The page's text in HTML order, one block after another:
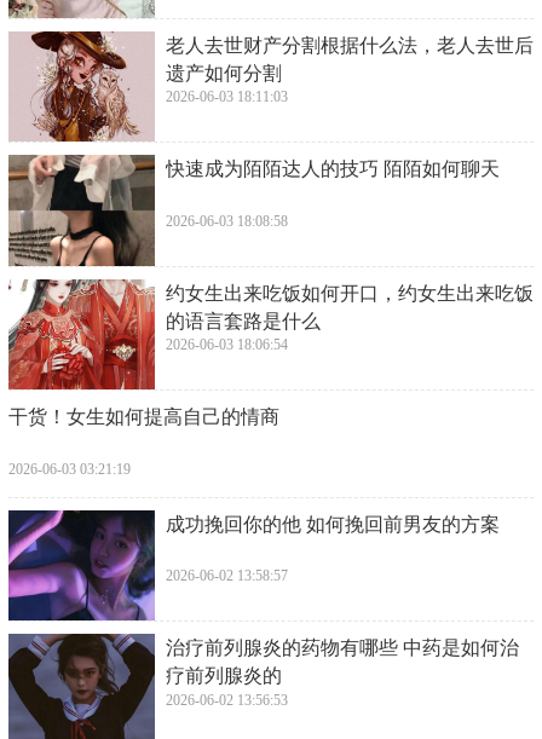
​老人去世财产分割根据什么法，老人去世后
遗产如何分割
2026-06-03 18:11:03
​快速成为陌陌达人的技巧 陌陌如何聊天
2026-06-03 18:08:58
​约女生出来吃饭如何开口，约女生出来吃饭
的语言套路是什么
2026-06-03 18:06:54
​干货！女生如何提高自己的情商
2026-06-03 03:21:19
​成功挽回你的他 如何挽回前男友的方案
2026-06-02 13:58:57
​治疗前列腺炎的药物有哪些 中药是如何治
疗前列腺炎的
2026-06-02 13:56:53